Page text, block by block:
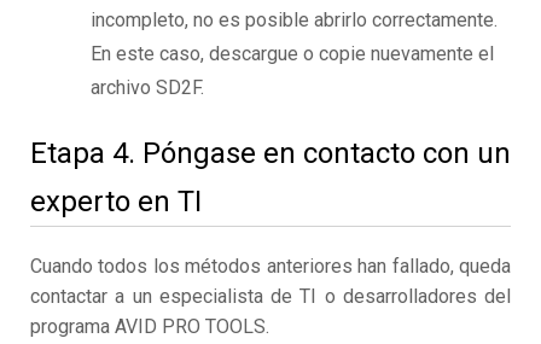
incompleto, no es posible abrirlo correctamente.
En este caso, descargue o copie nuevamente el
archivo SD2F.
Etapa 4. Póngase en contacto con un
experto en TI
Cuando todos los métodos anteriores han fallado, queda
contactar a un especialista de TI o desarrolladores del
programa AVID PRO TOOLS.